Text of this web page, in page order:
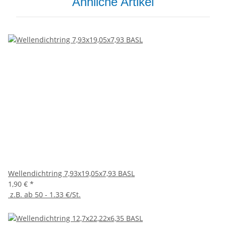
Wellendichtring 7,93x19,05x7,93 BASL
1,90 € *
z.B. ab 50 - 1.33 €/St.